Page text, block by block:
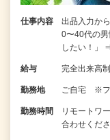
仕事内容
出品入力か
0〜40代の男
したい！」
給与 完全出来高制
勤務地 ご自宅 ※フ
勤務時間
リモートワ
合わせくだ